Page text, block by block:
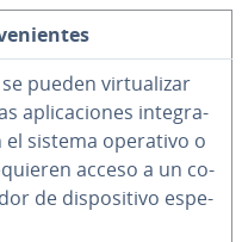
pueden vi­r­tua­li­zar
apli­ca­cio­nes in­te­gra­
el sistema operativo o
acceso a un co­
de di­s­po­si­ti­vo es­pe­